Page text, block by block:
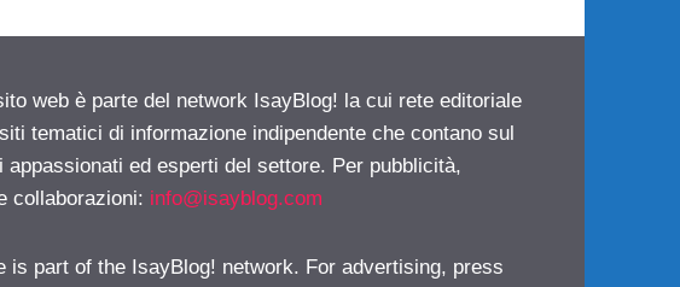
web è parte del network IsayBlog! la cui rete editoriale
tematici di informazione indipendente che contano sul
appassionati ed esperti del settore. Per pubblicità,
collaborazioni: info@isayblog.com
is part of the IsayBlog! network. For advertising, press